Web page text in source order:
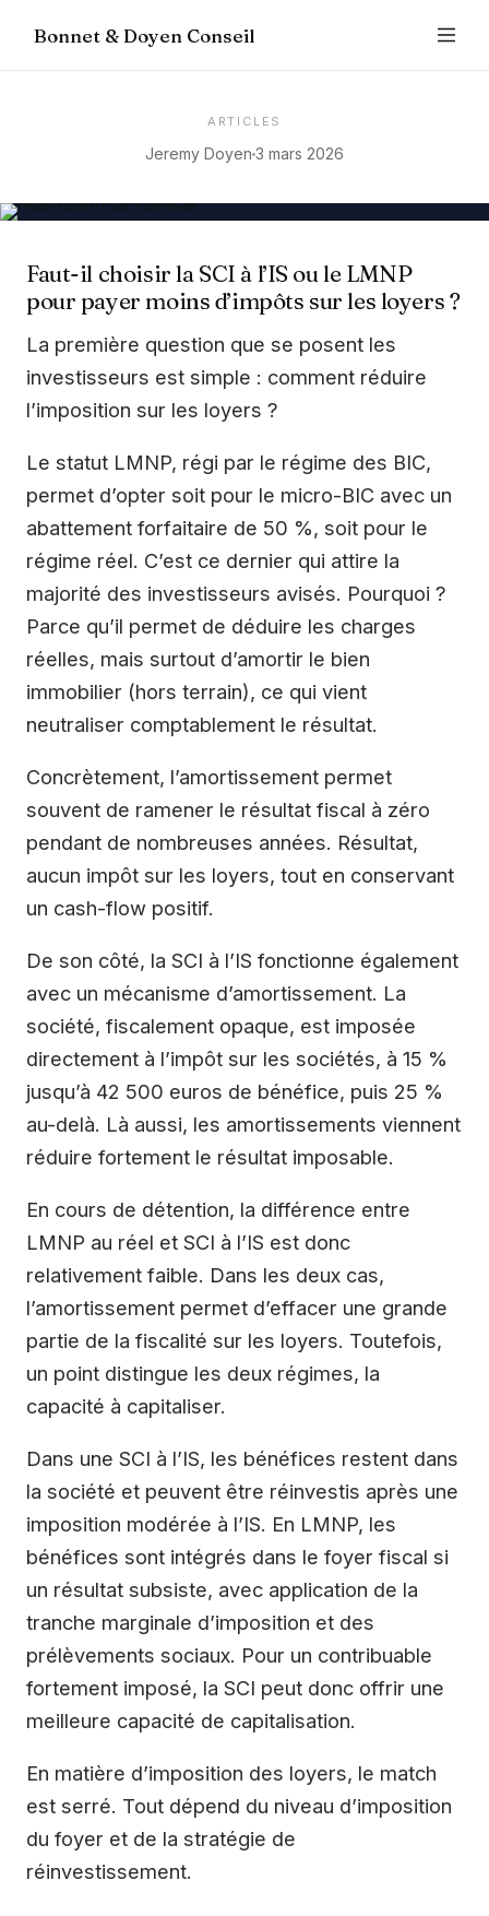
Bonnet & Doyen Conseil
ARTICLES
Jeremy Doyen 3 mars 2026
Faut-il choisir la SCI à l’IS ou le LMNP
pour payer moins d’impôts sur les loyers ?
La première question que se posent les
investisseurs est simple : comment réduire
l’imposition sur les loyers ?
Le statut LMNP, régi par le régime des BIC,
permet d’opter soit pour le micro-BIC avec un
abattement forfaitaire de 50 %, soit pour le
régime réel. C’est ce dernier qui attire la
majorité des investisseurs avisés. Pourquoi ?
Parce qu’il permet de déduire les charges
réelles, mais surtout d’amortir le bien
immobilier (hors terrain), ce qui vient
neutraliser comptablement le résultat.
Concrètement, l’amortissement permet
souvent de ramener le résultat fiscal à zéro
pendant de nombreuses années. Résultat,
aucun impôt sur les loyers, tout en conservant
un cash-flow positif.
De son côté, la SCI à l’IS fonctionne également
avec un mécanisme d’amortissement. La
société, fiscalement opaque, est imposée
directement à l’impôt sur les sociétés, à 15 %
jusqu’à 42 500 euros de bénéfice, puis 25 %
au-delà. Là aussi, les amortissements viennent
réduire fortement le résultat imposable.
En cours de détention, la différence entre
LMNP au réel et SCI à l’IS est donc
relativement faible. Dans les deux cas,
l’amortissement permet d’effacer une grande
partie de la fiscalité sur les loyers. Toutefois,
un point distingue les deux régimes, la
capacité à capitaliser.
Dans une SCI à l’IS, les bénéfices restent dans
la société et peuvent être réinvestis après une
imposition modérée à l’IS. En LMNP, les
bénéfices sont intégrés dans le foyer fiscal si
un résultat subsiste, avec application de la
tranche marginale d’imposition et des
prélèvements sociaux. Pour un contribuable
fortement imposé, la SCI peut donc offrir une
meilleure capacité de capitalisation.
En matière d’imposition des loyers, le match
est serré. Tout dépend du niveau d’imposition
du foyer et de la stratégie de
réinvestissement.